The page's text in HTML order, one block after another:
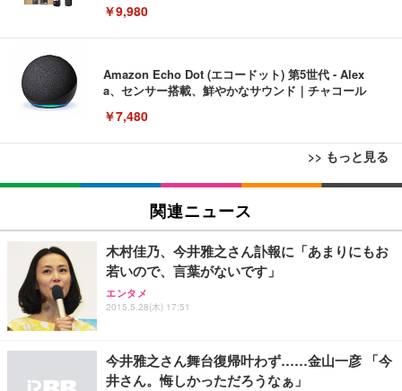
￥9,980
Amazon Echo Dot (エコードット) 第5世代 - Alex
a、センサー搭載、鮮やかなサウンド｜チャコール
￥7,480
>> もっと見る
[EdoErgo] オフィスチェア 椅子 テレワーク 疲れな
い 跳ね上げ式アームレスト コンパクト 約105度ロッ
キング pc 事務椅子 360度回転 座面昇降 強化ナイロ
ン樹脂ベース 通気性メッシュ 在宅ワーク H-WY01
(黒網+黒枠+黒足)
￥5,699
SIHOO B100 オフィスチェア／デスクチェア メッシ
EIZO ビジネス向けプレミアムモニター | FlexScan
EV3240X-WT | 31.5型4K UHD・USB Type-C・ホワ
￥105,595
EIZO ビジネス向けプレミアムモニター | FlexScan
EV2740X-WT | 27.0型4K UHD・USB Type-C・ホワ
￥109,572
Amazonベーシック ペットシーツ 薄型 レギュラー 1
回使い捨て 無香料 ホワイト 300枚
￥3,373
Amazonベーシック ペットシーツ 厚型 ワイド 42枚
関連ニュース
木村佳乃、今井雅之さん訃報に「あまりにもお
若いので、言葉がないです」
エンタメ
2015.5.28(木) 17:51
今井雅之さん舞台復帰叶わず……金山一彦 「今
井さん。悔しかっただろうなぁ」